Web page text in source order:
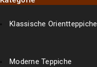
Klassische Orientteppiche
Moderne Teppiche